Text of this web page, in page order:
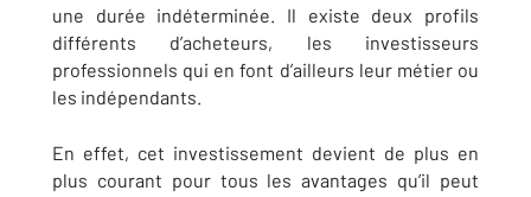
une durée indéterminée. Il existe deux profils
différents d’acheteurs, les investisseurs
professionnels qui en font d’ailleurs leur métier ou
les indépendants.
En effet, cet investissement devient de plus en
plus courant pour tous les avantages qu’il peut